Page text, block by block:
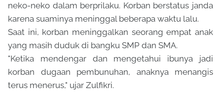
neko-neko dalam berprilaku. Korban berstatus janda
karena suaminya meninggal beberapa waktu lalu.
Saat ini, korban meninggalkan seorang empat anak
yang masih duduk di bangku SMP dan SMA.
"Ketika mendengar dan mengetahui ibunya jadi
korban dugaan pembunuhan, anaknya menangis
terus menerus," ujar Zulfikri.